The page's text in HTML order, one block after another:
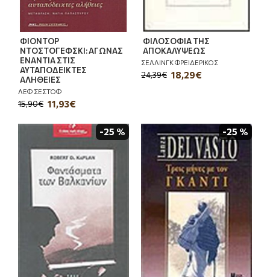
ΦΙΟΝΤΟΡ
ΝΤΟΣΤΟΓΕΦΣΚΙ: ΑΓΩΝΑΣ
ΕΝΑΝΤΙΑ ΣΤΙΣ
ΑΥΤΑΠΟΔΕΙΚΤΕΣ
ΑΛΗΘΕΙΕΣ
ΛΕΦ ΣΕΣΤΟΦ
11,93€
15,90€
ΦΙΛΟΣΟΦΙΑ ΤΗΣ
ΑΠΟΚΑΛΥΨΕΩΣ
ΣΕΛΛΙΝΓΚ ΦΡΕΙΔΕΡΙΚΟΣ
18,29€
24,39€
-25 % -25 %